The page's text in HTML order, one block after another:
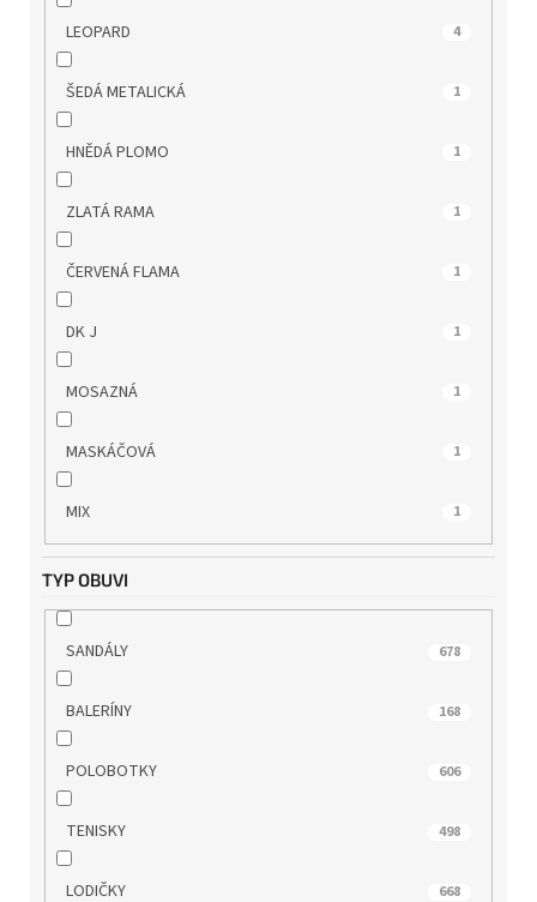
PICCADILLY 150
POWER 17
QUO VADIS 67
REGARDE LE CIEL 42
REMONTE 62
RIDER 31
RIEKER 627
ROCK SPRING 4
s.OLIVER 87
SKECHERS 31
TAMARIS
TBS
TOM TAILOR
WILD
WINK
LEOPARD 4
ŠEDÁ METALICKÁ 1
HNĚDÁ PLOMO 1
ZLATÁ RAMA 1
ČERVENÁ FLAMA 1
DK J 1
MOSAZNÁ 1
MASKÁČOVÁ 1
MIX 1
TYP OBUVI
SANDÁLY 678
BALERÍNY 168
POLOBOTKY 606
TENISKY 498
LODIČKY 668